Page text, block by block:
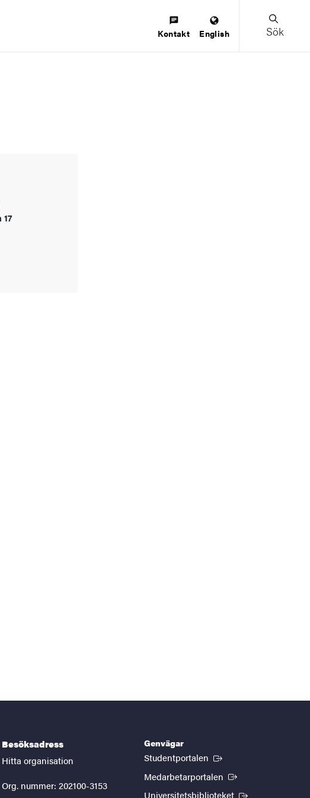
Kontakt English Sök
Besöksadress
Hitta organisation
Org. nummer: 202100-3153
Genvägar
Studentportalen (Extern länk)
Medarbetarportalen (Extern länk)
Universitetsbiblioteket (Extern länk)